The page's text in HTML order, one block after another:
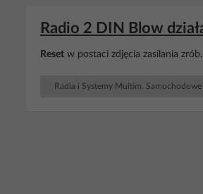
Radio 2 DIN Blow
Reset w postaci zdjęcia zasilania zrób.
Radia i Systemy Multim. Samochodowe